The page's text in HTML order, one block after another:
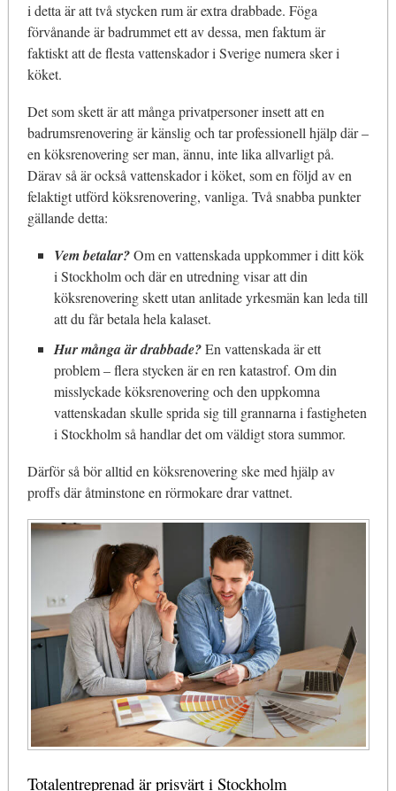
i detta är att två stycken rum är extra drabbade. Föga
förvånande är badrummet ett av dessa, men faktum är
faktiskt att de flesta vattenskador i Sverige numera sker i
köket.
Det som skett är att många privatpersoner insett att en
badrumsrenovering är känslig och tar professionell hjälp där –
en köksrenovering ser man, ännu, inte lika allvarligt på.
Därav så är också vattenskador i köket, som en följd av en
felaktigt utförd köksrenovering, vanliga. Två snabba punkter
gällande detta:
Vem betalar?Om en vattenskada uppkommer i ditt kök
i Stockholm och där en utredning visar att din
köksrenovering skett utan anlitade yrkesmän kan leda till
att du får betala hela kalaset.
Hur många är drabbade?En vattenskada är ett
problem – flera stycken är en ren katastrof. Om din
misslyckade köksrenovering och den uppkomna
vattenskadan skulle sprida sig till grannarna i fastigheten
i Stockholm så handlar det om väldigt stora summor.
Därför så bör alltid en köksrenovering ske med hjälp av
proffs där åtminstone en rörmokare drar vattnet.
Totalentreprenad är prisvärt i Stockholm